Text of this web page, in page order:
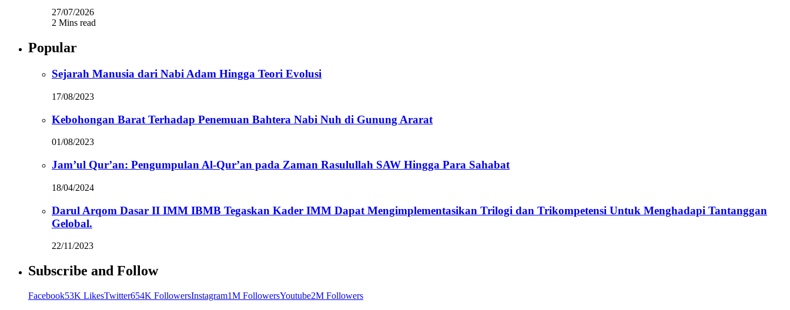
27/07/2026
2 Mins read
Popular
Sejarah Manusia dari Nabi Adam Hingga Teori Evolusi
17/08/2023
Kebohongan Barat Terhadap Penemuan Bahtera Nabi Nuh di Gunung Ararat
01/08/2023
Jam’ul Qur’an: Pengumpulan Al-Qur’an pada Zaman Rasulullah SAW Hingga Para Sahabat
18/04/2024
Darul Arqom Dasar II IMM IBMB Tegaskan Kader IMM Dapat Mengimplementasikan Trilogi dan Trikompetensi Untuk Menghadapi Tantanggan
Gelobal.
22/11/2023
Subscribe and Follow
Facebook53K LikesTwitter654K FollowersInstagram1M FollowersYoutube2M Followers